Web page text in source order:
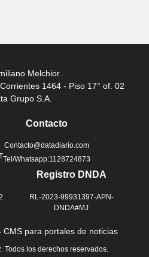
Melchior
1464 - Piso 17° of. 02
Grupo S.A.
Contacto
Contacto@datadiario.com
Tel/Whatsapp:1128724873
Registro DNDA
RL-2023-99931397-APN-
DNDA#MJ
CMS para portales de noticias
Todos los derechos reservados.